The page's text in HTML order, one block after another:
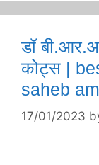
डॉ
कोट्स |
saheb
17/01/2023